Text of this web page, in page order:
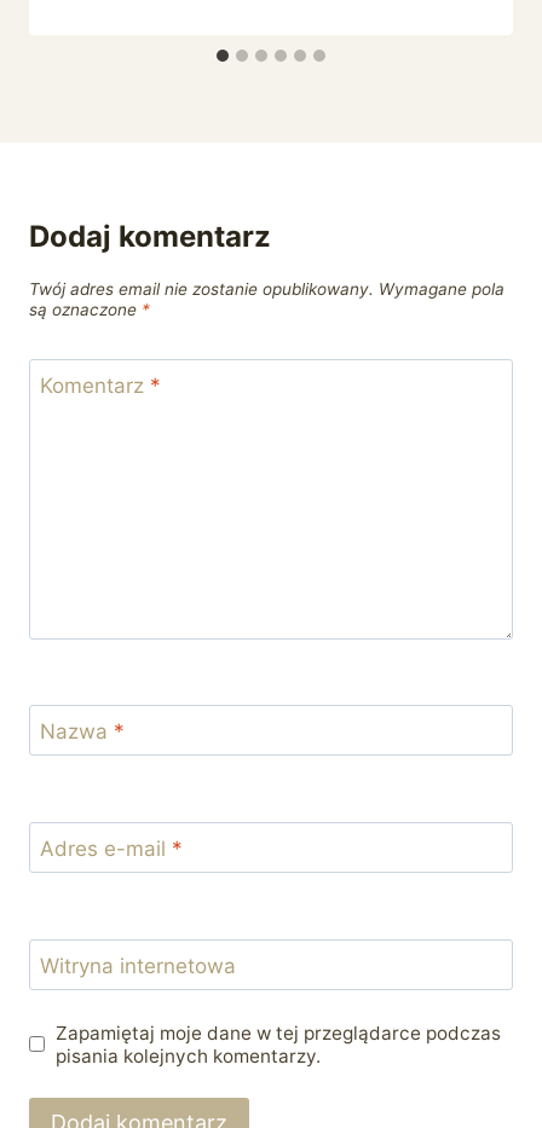
Dodaj komentarz
Twój adres email nie zostanie opublikowany. Wymagane pola
są oznaczone *
Komentarz *
Nazwa *
Adres e-mail *
Witryna internetowa
Zapamiętaj moje dane w tej przeglądarce podczas
pisania kolejnych komentarzy.